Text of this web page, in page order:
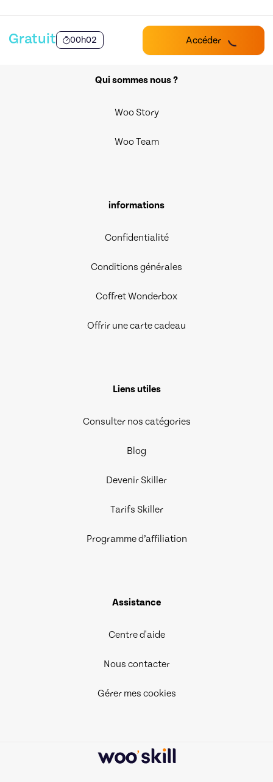
Gratuit 00h02 Accéder
Qui sommes nous ?
Woo Story
Woo Team
informations
Confidentialité
Conditions générales
Coffret Wonderbox
Offrir une carte cadeau
Liens utiles
Consulter nos catégories
Blog
Devenir Skiller
Tarifs Skiller
Programme d’affiliation
Assistance
Centre d'aide
Nous contacter
Gérer mes cookies